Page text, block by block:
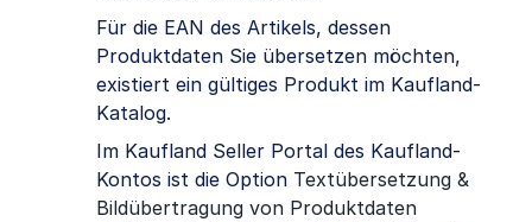
Für die EAN des Artikels, dessen
Produktdaten Sie übersetzen möchten,
existiert ein gültiges Produkt im Kaufland-
Katalog.
Im Kaufland Seller Portal des Kaufland-
Kontos ist die Option Textübersetzung &
Bildübertragung von Produktdaten